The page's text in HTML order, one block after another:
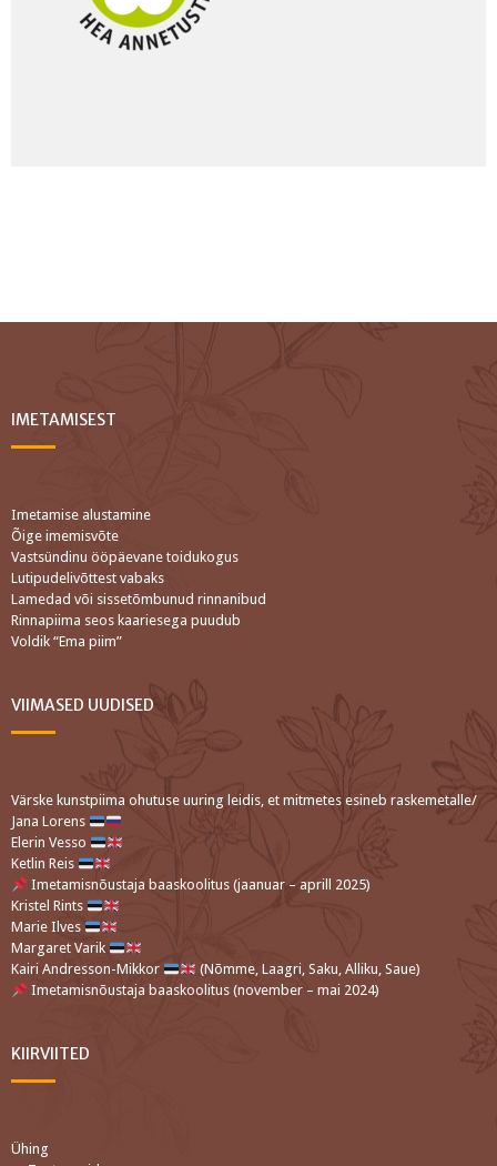
IMETAMISEST
Imetamise alustamine
Õige imemisvõte
Vastsündinu ööpäevane toidukogus
Lutipudelivõttest vabaks
Lamedad või sissetõmbunud rinnanibud
Rinnapiima seos kaariesega puudub
Voldik “Ema piim”
VIIMASED UUDISED
Värske kunstpiima ohutuse uuring leidis, et mitmetes esineb raskemetalle/
Jana Lorens
Elerin Vesso
Ketlin Reis
Imetamisnõustaja baaskoolitus (jaanuar – aprill 2025)
Kristel Rints
Marie Ilves
Margaret Varik
Kairi Andresson-Mikkor
(Nõmme, Laagri, Saku, Alliku, Saue)
Imetamisnõustaja baaskoolitus (november – mai 2024)
KIIRVIITED
Ühing